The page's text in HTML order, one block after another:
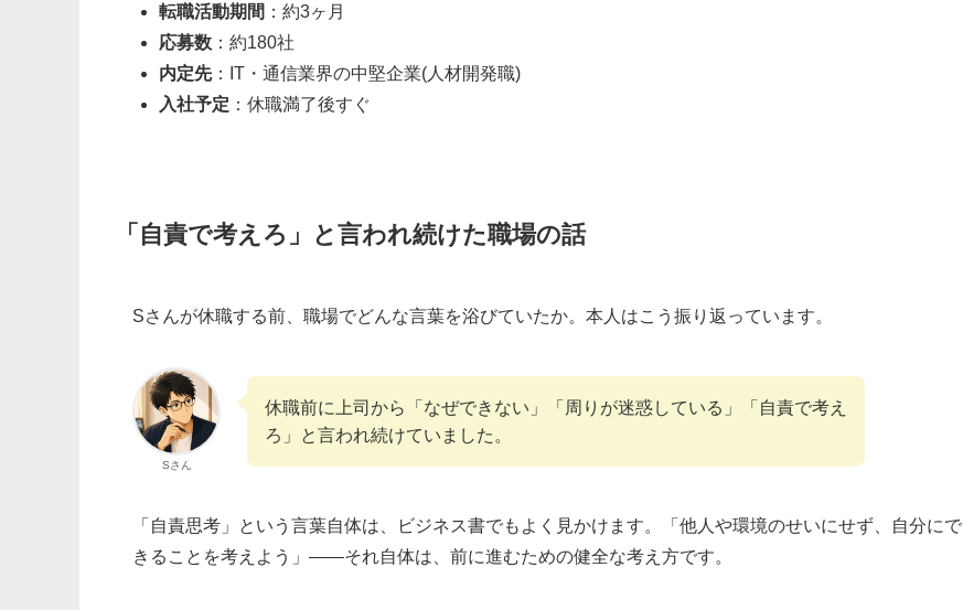
転職活動期間 ：約3ヶ月
応募数 ：約180社
内定先：IT・通信業界の中堅企業(人材開発職)
入社予定 ：休職満了後すぐ
「自責で考えろ」と言われ続けた職場の話
Sさんが休職する前、職場でどんな言葉を浴びていたか。本人はこう振り返っています。
Sさん
休職前に上司から「なぜできない」「周りが迷惑している」「自責で考え
ろ」と言われ続けていました。
「自責思考」という言葉自体は、ビジネス書でもよく見かけます。「他人や環境のせいにせず、自分にで
きることを考えよう」——それ自体は、前に進むための健全な考え方です。